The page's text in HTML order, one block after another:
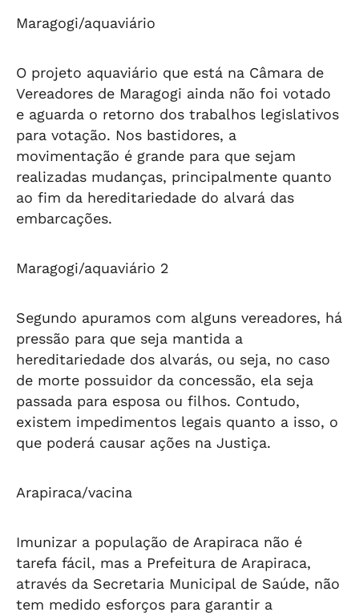
Maragogi/aquaviário
O projeto aquaviário que está na Câmara de
Vereadores de Maragogi ainda não foi votado
e aguarda o retorno dos trabalhos legislativos
para votação. Nos bastidores, a
movimentação é grande para que sejam
realizadas mudanças, principalmente quanto
ao fim da hereditariedade do alvará das
embarcações.
Maragogi/aquaviário 2
Segundo apuramos com alguns vereadores, há
pressão para que seja mantida a
hereditariedade dos alvarás, ou seja, no caso
de morte possuidor da concessão, ela seja
passada para esposa ou filhos. Contudo,
existem impedimentos legais quanto a isso, o
que poderá causar ações na Justiça.
Arapiraca/vacina
Imunizar a população de Arapiraca não é
tarefa fácil, mas a Prefeitura de Arapiraca,
através da Secretaria Municipal de Saúde, não
tem medido esforços para garantir a